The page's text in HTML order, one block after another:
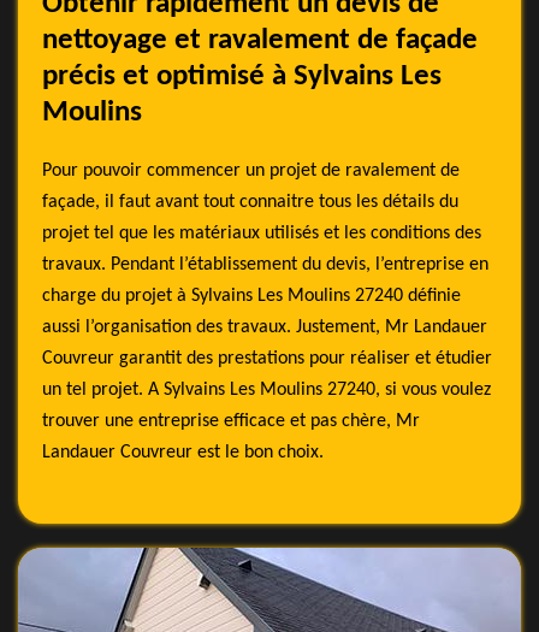
nettoyage et ravalement de façade
précis et optimisé à Sylvains Les
Moulins
Pour pouvoir commencer un projet de ravalement de
façade, il faut avant tout connaitre tous les détails du
projet tel que les matériaux utilisés et les conditions des
travaux. Pendant l’établissement du devis, l’entreprise en
charge du projet à Sylvains Les Moulins 27240 définie
aussi l’organisation des travaux. Justement, Mr Landauer
Couvreur garantit des prestations pour réaliser et étudier
un tel projet. A Sylvains Les Moulins 27240, si vous voulez
trouver une entreprise efficace et pas chère, Mr
Landauer Couvreur est le bon choix.